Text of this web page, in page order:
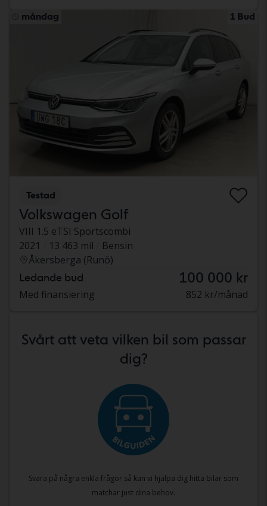
måndag 1 Bud
Testad
Volkswagen Golf
VIII 1.5 eTSI Sportscombi
2021
13 463 mil
Bensin
Åkersberga (Runö)
Ledande bud 100 000 kr
Med finansiering 852 kr/månad
Svårt att veta vilken bil som passar
dig?
Svara på några enkla frågor så kan vi hjälpa dig hitta bilar som
matchar just dina behov.